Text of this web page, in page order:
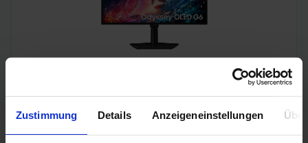
Zustimmung Details Anzeigeneinstellungen
Samsung Odyssey OLED G6 (240Hz, WQHD, 27", QD-OLED,